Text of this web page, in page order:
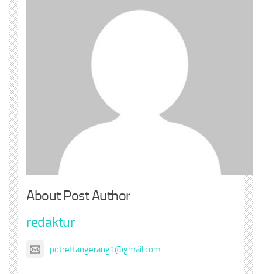
About Post Author
redaktur
potrettangerang1@gmail.com